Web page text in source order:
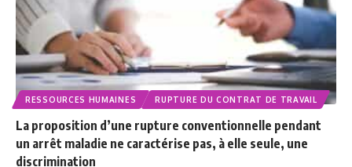
RESSOURCES HUMAINES RUPTURE DU CONTRAT DE TRAVAIL
La proposition d’une rupture conventionnelle pendant
un arrêt maladie ne caractérise pas, à elle seule, une
discrimination